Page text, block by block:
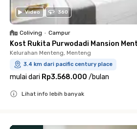
Video 360
Coliving • Campur
Kost Rukita Purwodadi Mansion
Kelurahan Menteng, Menteng
3.4 km dari pacific century place
mulai dari Rp3.568.000 /bulan
Lihat info lebih banyak